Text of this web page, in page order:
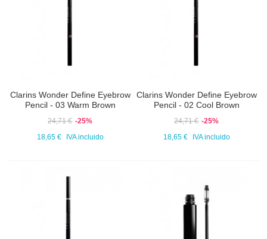
Clarins Wonder Define Eyebrow
Pencil - 03 Warm Brown
24,71 € -25%
18,65 €
IVA incluido
Clarins Wonder Define Eyebrow
Pencil - 02 Cool Brown
24,71 € -25%
18,65 €
IVA incluido